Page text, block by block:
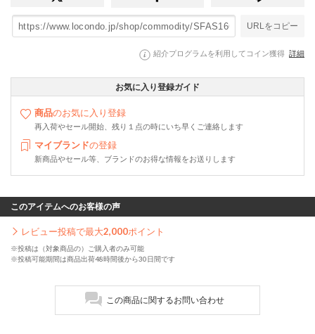
URLをコピー
紹介プログラムを利用してコイン獲得 詳細
お気に入り登録ガイド
商品のお気に入り登録
再入荷やセール開始、残り１点の時にいち早くご連絡します
マイブランドの登録
新商品やセール等、ブランドのお得な情報をお送りします
このアイテムへのお客様の声
レビュー投稿で最大2,000ポイント
※投稿は（対象商品の）ご購入者のみ可能
※投稿可能期間は商品出荷48時間後から30日間です
この商品に関するお問い合わせ